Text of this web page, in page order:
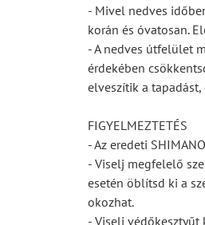
- Mivel nedves
korán és óvatosan.
- A nedves útfelület
érdekében
elveszítik a tapadást,
FIGYELMEZTETÉS
- Az eredeti
- Viselj megfelelő
esetén öblítsd ki a
okozhat.
- Viselj védőkesztyűt